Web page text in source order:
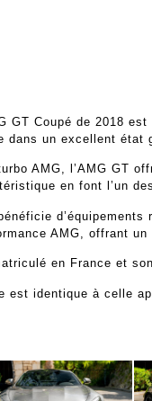
GT Coupé de 2018
dans un excellent état
AMG, l’AMG GT
en font l’un
AMG, offrant
en France et
est identique à celle